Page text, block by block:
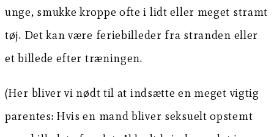
unge, smukke kroppe ofte i lidt eller meget stramt
tøj. Det kan være feriebilleder fra stranden eller
et billede efter træningen.
(Her bliver vi nødt til at indsætte en meget vigtig
parentes: Hvis en mand bliver seksuelt opstemt